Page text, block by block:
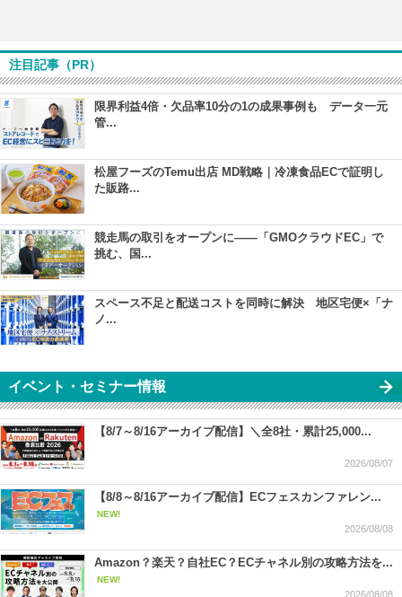
注目記事（PR）
限界利益4倍・欠品率10分の1の成果事例も データ一元
管...
松屋フーズのTemu出店 MD戦略｜冷凍食品ECで証明し
た販路...
競走馬の取引をオープンに――「GMOクラウドEC」で
挑む、国...
スペース不足と配送コストを同時に解決 地区宅便×「ナ
ノ...
イベント・セミナー情報
【8/7～8/16アーカイブ配信】＼全8社・累計25,000...
2026/08/07
【8/8～8/16アーカイブ配信】ECフェスカンファレン...
NEW!
2026/08/08
Amazon？楽天？自社EC？ECチャネル別の攻略方法を...
NEW!
2026/08/08